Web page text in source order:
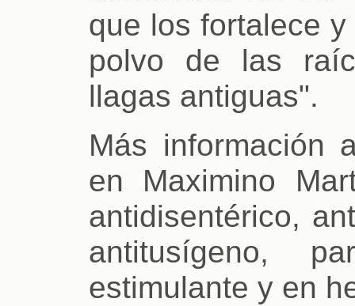
que los fortalece
polvo de las
llagas antiguas".
Más información
en Maximino
antidisentérico,
antitusígeno,
estimulante y en